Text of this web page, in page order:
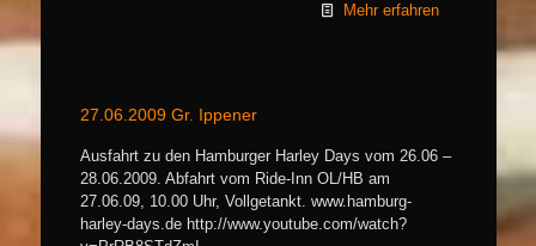
Mehr erfahren
27.06.2009 Gr. Ippener
Ausfahrt zu den Hamburger Harley Days vom 26.06 –
28.06.2009. Abfahrt vom Ride-Inn OL/HB am
27.06.09, 10.00 Uhr, Vollgetankt. www.hamburg-
harley-days.de http://www.youtube.com/watch?